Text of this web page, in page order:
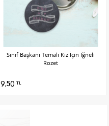
Sınıf Başkanı Temalı Kız İçin İğneli
Rozet
9.50 TL